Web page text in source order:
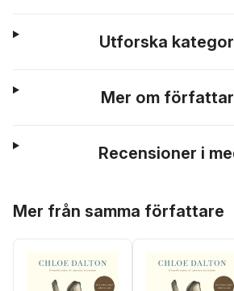
Utforska
Mer om
Recensioner i
Mer från samma författare